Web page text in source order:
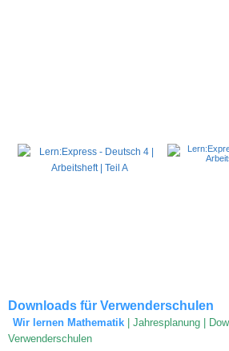
Downloads für Verwenderschulen
Wir lernen Mathematik
Jahresplanung |
Verwenderschulen